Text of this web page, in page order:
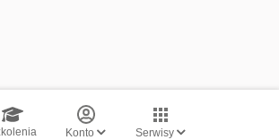
Konto Serwisy